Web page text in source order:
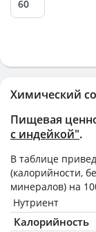
Химический
Пищевая
с индейкой".
В таблице
(калорийности,
минералов) на
Нутриент
Калорийность